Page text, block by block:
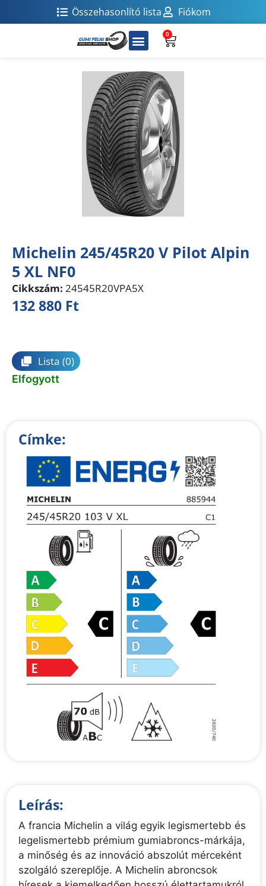
Összehasonlító lista Fiókom
0
Michelin 245/45R20 V Pilot Alpin
5 XL NF0
Cikkszám: 24545R20VPA5X
132 880 Ft
Lista (0)
Elfogyott
Címke:
Leírás:
A francia Michelin a világ egyik legismertebb és
legelismertebb prémium gumiabroncs-márkája,
a minőség és az innováció abszolút mérceként
szolgáló szereplője. A Michelin abroncsok